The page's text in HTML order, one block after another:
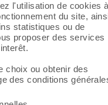
2 boulots dons
l'utilisation de cookies à
du site,
statistiques ou de
proposer des services
choix ou obtenir des
des conditions